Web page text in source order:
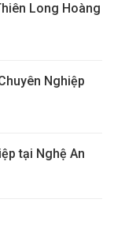
Long Hoàng
Nghiệp
tại Nghệ An